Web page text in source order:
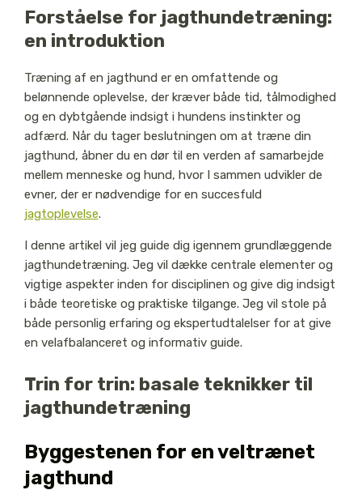
Forståelse for jagthundetræning:
en introduktion
Træning af en jagthund er en omfattende og
belønnende oplevelse, der kræver både tid, tålmodighed
og en dybtgående indsigt i hundens instinkter og
adfærd. Når du tager beslutningen om at træne din
jagthund, åbner du en dør til en verden af samarbejde
mellem menneske og hund, hvor I sammen udvikler de
evner, der er nødvendige for en succesfuld
jagtoplevelse.
I denne artikel vil jeg guide dig igennem grundlæggende
jagthundetræning. Jeg vil dække centrale elementer og
vigtige aspekter inden for disciplinen og give dig indsigt
i både teoretiske og praktiske tilgange. Jeg vil stole på
både personlig erfaring og ekspertudtalelser for at give
en velafbalanceret og informativ guide.
Trin for trin: basale teknikker til
jagthundetræning
Byggestenen for en veltrænet
jagthund